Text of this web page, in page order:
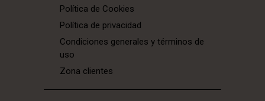
Política de Cookies
Política de privacidad
Condiciones generales y términos de
uso
Zona clientes